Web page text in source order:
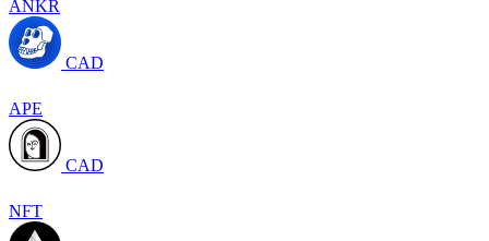
ANKR
CAD
APE
CAD
NFT